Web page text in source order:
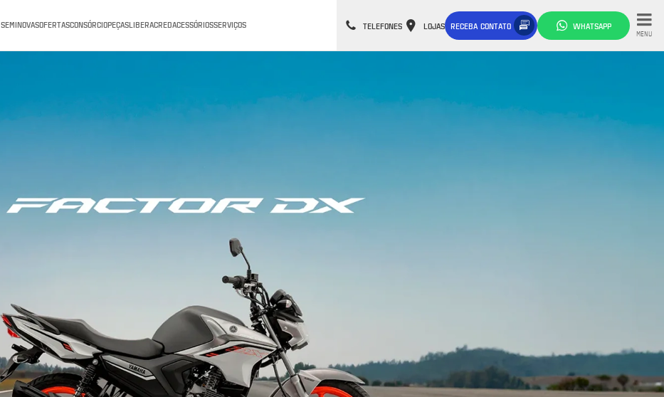
SEMINOVASOFERTASCONSÓRCIOPEÇASLIBERACREDACESSÓRIOSSERVIÇOS TELEFONES LOJAS RECEBA CONTATO WHATSAPP
MENU